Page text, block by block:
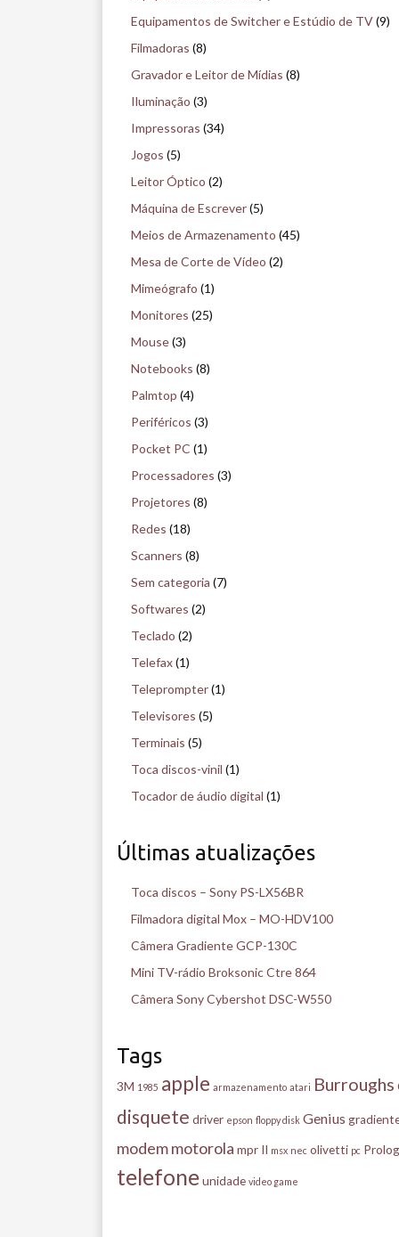
Equipamentos de Switcher e Estúdio de TV(9)
Filmadoras (8)
Gravador e Leitor de Mídias (8)
Iluminação (3)
Impressoras (34)
Jogos (5)
Leitor Óptico (2)
Máquina de Escrever(5)
Meios de Armazenamento (45)
Mesa de Corte de Vídeo (2)
Mimeógrafo (1)
Monitores (25)
Mouse(3)
Notebooks (8)
Palmtop (4)
Periféricos (3)
Pocket PC (1)
Processadores (3)
Projetores (8)
Redes (18)
Scanners (8)
Sem categoria (7)
Softwares (2)
Teclado (2)
Telefax(1)
Teleprompter(1)
Televisores (5)
Terminais (5)
Toca discos-vinil (1)
Tocador de áudio digital (1)
Últimas atualizações
Toca discos – Sony PS-LX56BR
Filmadora digital Mox – MO-HDV100
Câmera Gradiente GCP-130C
Mini TV-rádio Broksonic Ctre 864
Câmera Sony Cybershot DSC-W550
Tags
3M 1985 apple armazenamento atari Burroughs
disquete driver epson floppy disk Genius
modemmotorola mpr II msx nec olivetti pc
telefoneunidade video game